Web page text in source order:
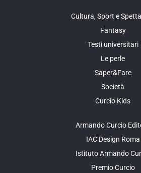
Cultura, Sport e
Fantasy
Testi universitari
Le perle
Saper&Fare
Società
Curcio Kids
Armando Curcio
IAC Design Roma
Istituto Armando
Premio Curcio